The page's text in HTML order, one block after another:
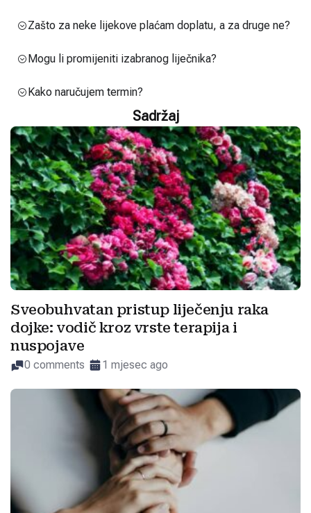
Zašto za neke lijekove plaćam doplatu, a za druge ne?
Mogu li promijeniti izabranog liječnika?
Kako naručujem termin?
Sadržaj
Sveobuhvatan pristup liječenju raka
dojke: vodič kroz vrste terapija i
nuspojave
0 comments 1 mjesec ago